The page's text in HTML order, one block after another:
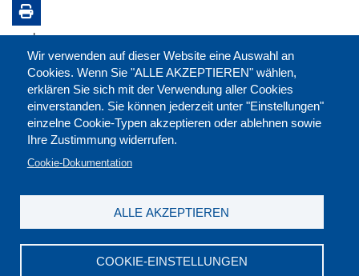
Wir verwenden auf dieser Website eine Auswahl an
Cookies. Wenn Sie "ALLE AKZEPTIEREN" wählen,
erklären Sie sich mit der Verwendung aller Cookies
einverstanden. Sie können jederzeit unter "Einstellungen"
einzelne Cookie-Typen akzeptieren oder ablehnen sowie
Ihre Zustimmung widerrufen.
Cookie-Dokumentation
COOKIE-EINSTELLUNGEN
ALLE AKZEPTIEREN
merken:
DGB-Bildungswerk NRW e.V. © 2026